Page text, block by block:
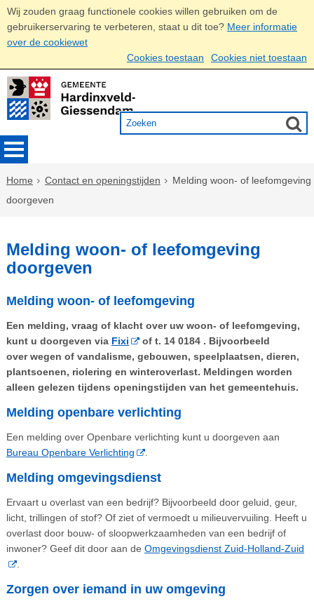
Wij zouden graag functionele cookies willen gebruiken om de
gebruikerservaring te verbeteren, staat u dit toe? Meer informatie
over de cookiewet
Cookies toestaan
Cookies niet toestaan
Home Contact en openingstijden
Melding woon- of leefomgeving
doorgeven
Melding woon- of leefomgeving
doorgeven
Melding woon- of leefomgeving
Een melding, vraag of klacht over uw woon- of leefomgeving,
kunt u doorgeven via Fixi
of t. 14 0184 . Bijvoorbeeld
over wegen of vandalisme, gebouwen, speelplaatsen, dieren,
plantsoenen, riolering en winteroverlast. Meldingen worden
alleen gelezen tijdens openingstijden van het gemeentehuis.
Melding openbare verlichting
Een melding over Openbare verlichting kunt u doorgeven aan
Bureau Openbare Verlichting
.
Melding omgevingsdienst
Ervaart u overlast van een bedrijf? Bijvoorbeeld door geluid, geur,
licht, trillingen of stof? Of ziet of vermoedt u milieuvervuiling. Heeft u
overlast door bouw- of sloopwerkzaamheden van een bedrijf of
inwoner? Geef dit door aan de Omgevingsdienst Zuid-Holland-Zuid
.
Zorgen over iemand in uw omgeving